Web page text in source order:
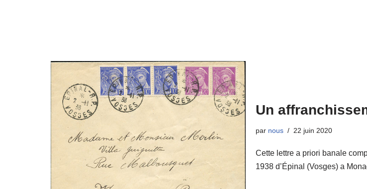
Un
par nous 22 juin 2020
Cette lettre a priori banale
1938 d’Épinal (Vosges) a